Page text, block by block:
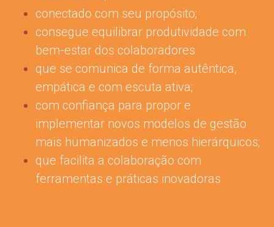
conectado com seu propósito;
consegue equilibrar produtividade com
bem-estar dos colaboradores
que se comunica de forma autêntica,
empática e com escuta ativa;
com confiança para propor e
implementar novos modelos de gestão
mais humanizados e menos hierárquicos;
que facilita a colaboração com
ferramentas e práticas inovadoras